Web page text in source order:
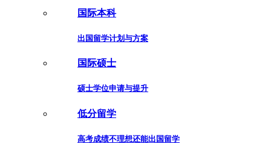
国际本科
出国留学计划与方案
国际硕士
硕士学位申请与提升
低分留学
高考成绩不理想还能出国留学